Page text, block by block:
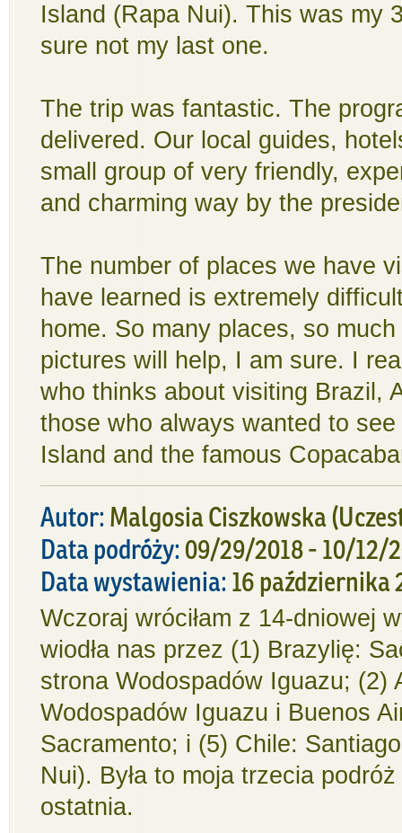
Island (Rapa Nui). This was my
sure not my last one.
The trip was fantastic. The
delivered. Our local guides,
small group of very friendly,
and charming way by the
The number of places we have
have learned is extremely
home. So many places, so
pictures will help, I am sure. I
who thinks about visiting Brazil,
those who always wanted to
Island and the famous
Autor:Malgosia Ciszkowska
Data podróży:09/29/2018 - 10/12/
Data wystawienia:16 października
Wczoraj wróciłam z 14-dniowej
wiodła nas przez (1) Brazylię:
strona Wodospadów Iguazu; (2)
Wodospadów Iguazu i Buenos
Sacramento; i (5) Chile:
Nui). Była to moja trzecia
ostatnia.